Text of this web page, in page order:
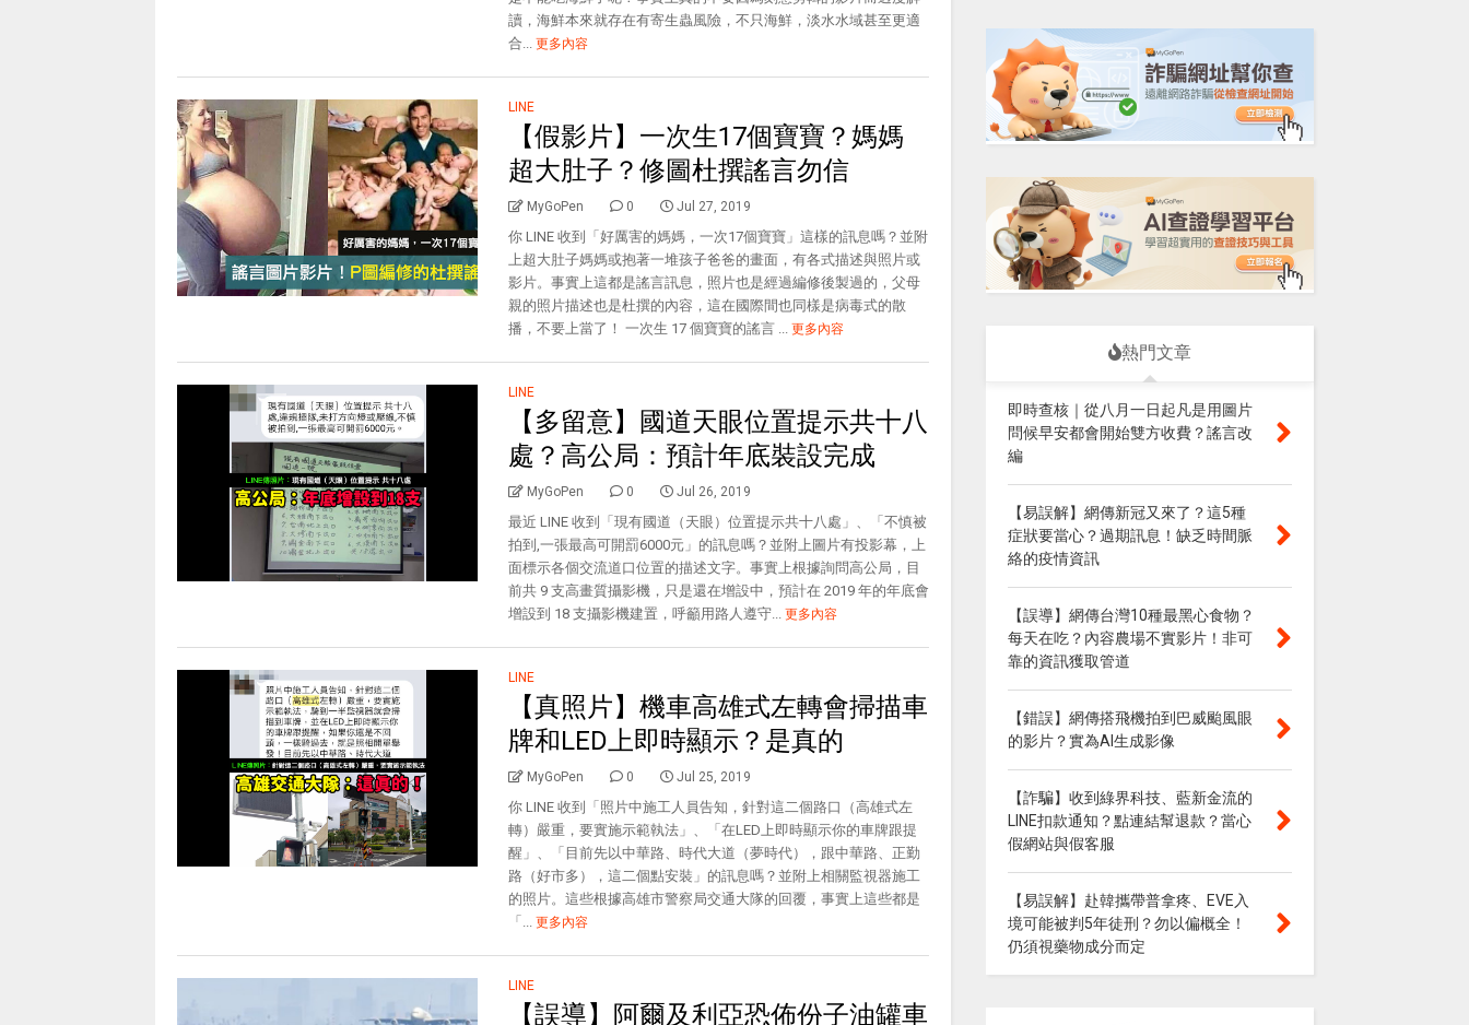
讀，海鮮本來就存在有寄生蟲風險，不只海鮮，淡水水域甚至更適
合... 更多內容
LINE
【假影片】一次生17個寶寶？媽媽
超大肚子？修圖杜撰謠言勿信
MyGoPen 0 Jul 27, 2019
你 LINE 收到「好厲害的媽媽，一次17個寶寶」這樣的訊息嗎？並附
上超大肚子媽媽或抱著一堆孩子爸爸的畫面，有各式描述與照片或
影片。事實上這都是謠言訊息，照片也是經過編修後製過的，父母
親的照片描述也是杜撰的內容，這在國際間也同樣是病毒式的散
播，不要上當了！ 一次生 17 個寶寶的謠言 ... 更多內容
LINE
【多留意】國道天眼位置提示共十八
處？高公局：預計年底裝設完成
MyGoPen 0 Jul 26, 2019
最近 LINE 收到「現有國道（天眼）位置提示共十八處」、「不慎被
拍到,一張最高可開罰6000元」的訊息嗎？並附上圖片有投影幕，上
面標示各個交流道口位置的描述文字。事實上根據詢問高公局，目
前共 9 支高畫質攝影機，只是還在增設中，預計在 2019 年的年底會
增設到 18 支攝影機建置，呼籲用路人遵守... 更多內容
LINE
【真照片】機車高雄式左轉會掃描車
牌和LED上即時顯示？是真的
MyGoPen 0 Jul 25, 2019
你 LINE 收到「照片中施工人員告知，針對這二個路口（高雄式左
轉）嚴重，要實施示範執法」、「在LED上即時顯示你的車牌跟提
醒」、「目前先以中華路、時代大道（夢時代），跟中華路、正勤
路（好市多），這二個點安裝」的訊息嗎？並附上相關監視器施工
的照片。這些根據高雄市警察局交通大隊的回覆，事實上這些都是
「... 更多內容
LINE
【誤導】阿爾及利亞恐佈份子油罐車
熱門文章
即時查核｜從八月一日起凡是用圖片
問候早安都會開始雙方收費？謠言改
編
【易誤解】網傳新冠又來了？這5種
症狀要當心？過期訊息！缺乏時間脈
絡的疫情資訊
【誤導】網傳台灣10種最黑心食物？
每天在吃？內容農場不實影片！非可
靠的資訊獲取管道
【錯誤】網傳搭飛機拍到巴威颱風眼
的影片？實為AI生成影像
【詐騙】收到綠界科技、藍新金流的
LINE扣款通知？點連結幫退款？當心
假網站與假客服
【易誤解】赴韓攜帶普拿疼、EVE入
境可能被判5年徒刑？勿以偏概全！
仍須視藥物成分而定